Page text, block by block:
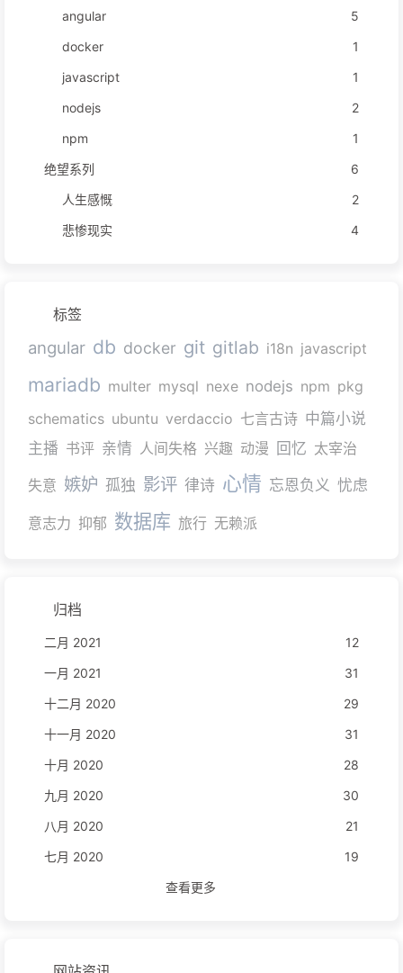
angular
5
docker
1
javascript
1
nodejs
2
npm
1
绝望系列
6
人生感慨
2
悲惨现实
4
标签
angular db docker git gitlab i18n javascript
mariadb multer mysql nexe nodejs npm pkg
schematics ubuntu verdaccio 七言古诗 中篇小说
主播 书评 亲情 人间失格 兴趣 动漫 回忆 太宰治
失意 嫉妒 孤独 影评 律诗 心情 忘恩负义 忧虑
意志力 抑郁 数据库 旅行 无赖派
归档
二月 2021
12
一月 2021
31
十二月 2020
29
十一月 2020
31
十月 2020
28
九月 2020
30
八月 2020
21
七月 2020
19
查看更多